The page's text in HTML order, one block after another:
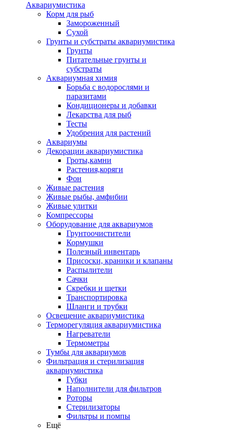
Аквариумистика
Корм для рыб
Замороженный
Сухой
Грунты и субстраты аквариумистика
Грунты
Питательные грунты и
субстраты
Аквариумная химия
Борьба с водорослями и
паразитами
Кондиционеры и добавки
Лекарства для рыб
Тесты
Удобрения для растений
Аквариумы
Декорации аквариумистика
Гроты,камни
Растения,коряги
Фон
Живые растения
Живые рыбы, амфибии
Живые улитки
Компрессоры
Оборудование для аквариумов
Грунтоочистители
Кормушки
Полезный инвентарь
Присоски, краники и клапаны
Распылители
Сачки
Скребки и щетки
Транспортировка
Шланги и трубки
Освещение аквариумистика
Терморегуляция аквариумистика
Нагреватели
Термометры
Тумбы для аквариумов
Фильтрация и стерилизация
аквариумистика
Губки
Наполнители для фильтров
Роторы
Стерилизаторы
Фильтры и помпы
Ещё